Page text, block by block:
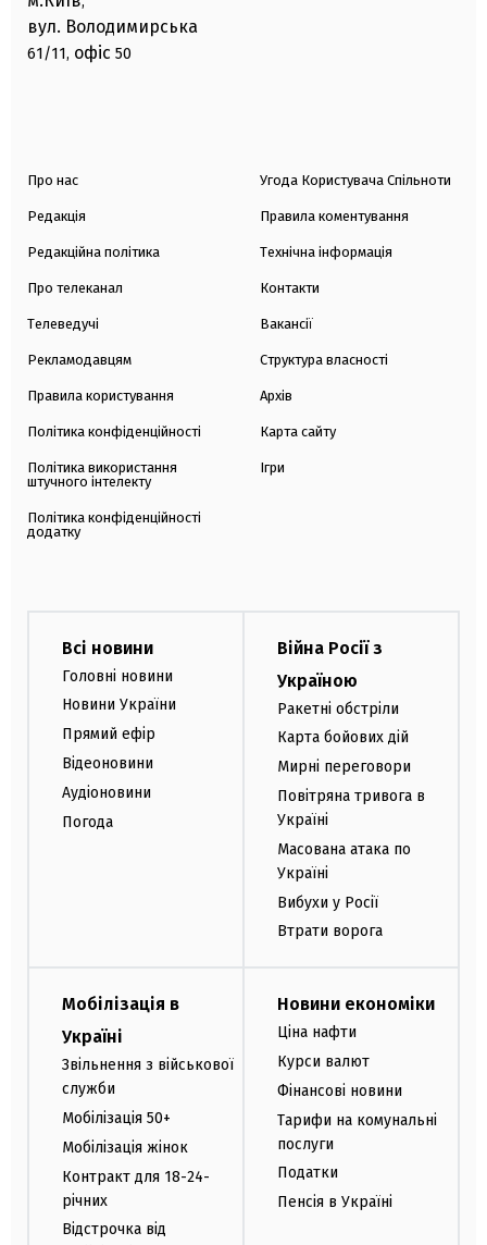
вул. Володимирська
61/11, офіс 50
Про нас
Редакція
Редакційна політика
Про телеканал
Телеведучі
Рекламодавцям
Правила користування
Політика конфіденційності
Політика використання
штучного інтелекту
Політика конфіденційності
додатку
Угода Користувача Спільноти
Правила коментування
Технічна інформація
Контакти
Вакансії
Структура власності
Архів
Карта сайту
Ігри
Всі новини
Головні новини
Новини України
Прямий ефір
Відеоновини
Аудіоновини
Погода
Війна Росії з
Україною
Ракетні обстріли
Карта бойових дій
Мирні переговори
Повітряна тривога в
Україні
Масована атака по
Україні
Вибухи у Росії
Втрати ворога
Мобілізація в
Україні
Звільнення з військової
служби
Мобілізація 50+
Мобілізація жінок
Контракт для 18-24-
річних
Відстрочка від
Новини економіки
Ціна нафти
Курси валют
Фінансові новини
Тарифи на комунальні
послуги
Податки
Пенсія в Україні